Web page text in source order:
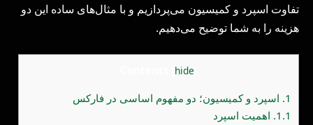
تفاوت اسپرد و کمیسیون می‌پردازیم و با مثال‌های ساده این دو
هزینه را به شما توضیح می‌دهیم.
hide
1. اسپرد و کمیسیون؛ دو مفهوم اساسی در فارکس
1.1. اهمیت اسپرد